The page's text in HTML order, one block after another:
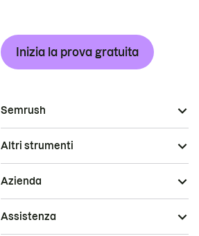
Inizia la prova gratuita
Semrush
Altri strumenti
Azienda
Assistenza